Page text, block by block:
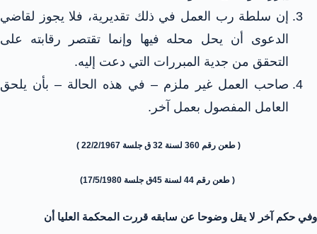
إن سلطة رب العمل في ذلك تقديرية، فلا يجوز لقاضي
الدعوى أن يحل محله فيها وإنما تقتصر رقابته على
التحقق من جدية المبررات التي دعت إليه.
صاحب العمل غير ملزم – في هذه الحالة – بأن يلحق
العامل المفصول بعمل آخر.
( طعن رقم 360 لسنة 32 ق جلسة 22/2/1967 )
( طعن رقم 44 لسنة 45ق جلسة 17/5/1980)
وفي حكم آخر لا يقل وضوحا عن سابقه قررت المحكمة العليا أن